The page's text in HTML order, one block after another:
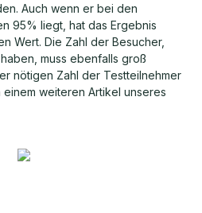
Auch wenn er bei den
95% liegt, hat das Ergebnis
Wert. Die Zahl der Besucher,
muss ebenfalls groß
nötigen Zahl der Testteilnehmer
weiteren Artikel unseres